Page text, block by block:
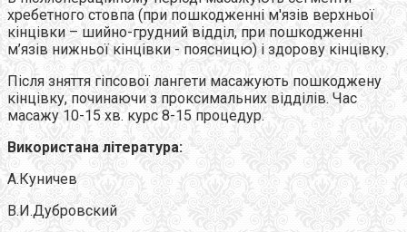
хребетного стовпа (при пошкодженні м'язів верхньої
кінцівки – шийно-грудний відділ, при пошкодженні
м’язів нижньої кінцівки - поясницю) і здорову кінцівку.
Після зняття гіпсової лангети масажують пошкоджену
кінцівку, починаючи з проксимальних відділів. Час
масажу 10-15 хв. курс 8-15 процедур.
Використана література:
А.Куничев
В.И.Дубровский